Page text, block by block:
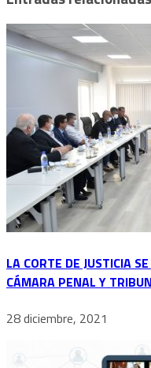
LA CORTE DE JUSTICIA
CÁMARA PENAL Y
28 diciembre, 2021